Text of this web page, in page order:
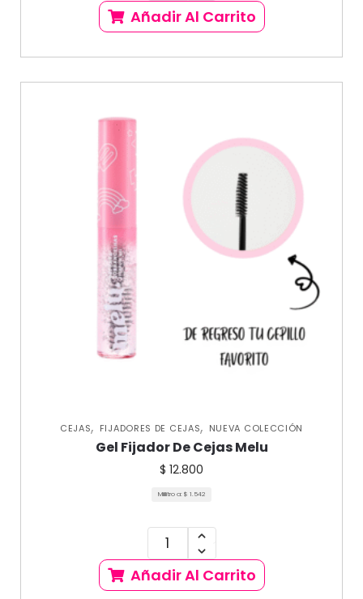
Añadir Al Carrito
CEJAS, FIJADORES DE CEJAS, NUEVA COLECCIÓN
Gel Fijador De Cejas Melu
$ 12.800
Mililitro a: $ 1.542
Añadir Al Carrito